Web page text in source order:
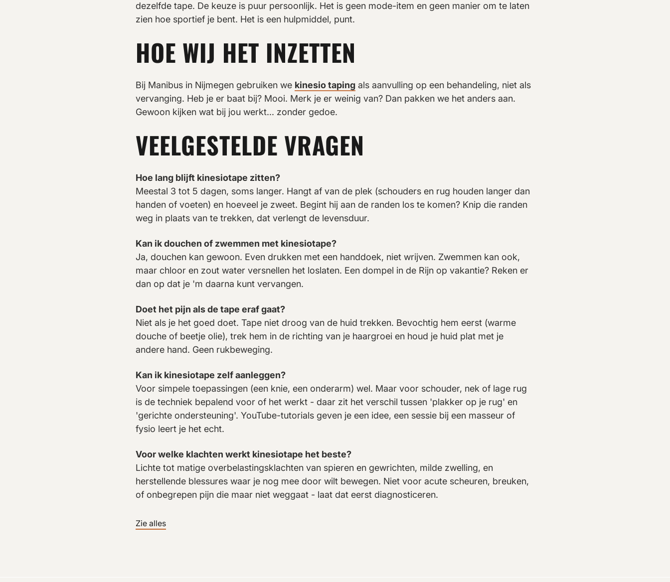
dezelfde tape. De keuze is puur persoonlijk. Het is geen mode-item en geen manier om te laten
zien hoe sportief je bent. Het is een hulpmiddel, punt.
HOE WIJ HET INZETTEN
Bij Manibus in Nijmegen gebruiken we kinesio taping als aanvulling op een behandeling, niet als
vervanging. Heb je er baat bij? Mooi. Merk je er weinig van? Dan pakken we het anders aan.
Gewoon kijken wat bij jou werkt... zonder gedoe.
VEELGESTELDE VRAGEN
Hoe lang blijft kinesiotape zitten?
Meestal 3 tot 5 dagen, soms langer. Hangt af van de plek (schouders en rug houden langer dan
handen of voeten) en hoeveel je zweet. Begint hij aan de randen los te komen? Knip die randen
weg in plaats van te trekken, dat verlengt de levensduur.
Kan ik douchen of zwemmen met kinesiotape?
Ja, douchen kan gewoon. Even drukken met een handdoek, niet wrijven. Zwemmen kan ook,
maar chloor en zout water versnellen het loslaten. Een dompel in de Rijn op vakantie? Reken er
dan op dat je 'm daarna kunt vervangen.
Doet het pijn als de tape eraf gaat?
Niet als je het goed doet. Tape niet droog van de huid trekken. Bevochtig hem eerst (warme
douche of beetje olie), trek hem in de richting van je haargroei en houd je huid plat met je
andere hand. Geen rukbeweging.
Kan ik kinesiotape zelf aanleggen?
Voor simpele toepassingen (een knie, een onderarm) wel. Maar voor schouder, nek of lage rug
is de techniek bepalend voor of het werkt - daar zit het verschil tussen 'plakker op je rug' en
'gerichte ondersteuning'. YouTube-tutorials geven je een idee, een sessie bij een masseur of
fysio leert je het echt.
Voor welke klachten werkt kinesiotape het beste?
Lichte tot matige overbelastingsklachten van spieren en gewrichten, milde zwelling, en
herstellende blessures waar je nog mee door wilt bewegen. Niet voor acute scheuren, breuken,
of onbegrepen pijn die maar niet weggaat - laat dat eerst diagnosticeren.
Zie alles